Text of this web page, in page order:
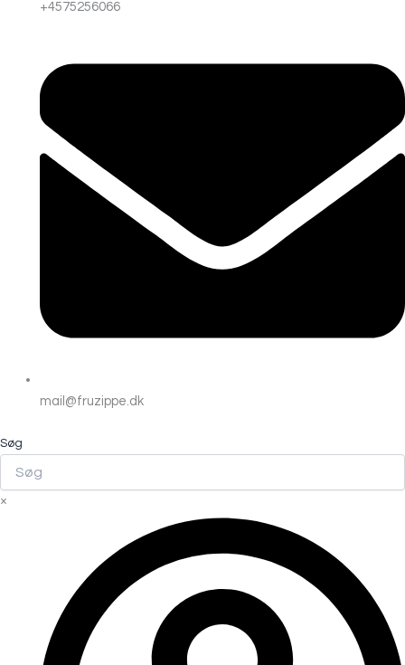
+4575256066
mail@fruzippe.dk
Søg
×